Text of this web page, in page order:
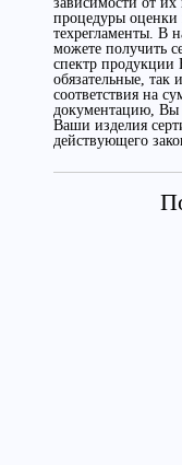
процедуры оценки
техрегламенты. В
можете получить
спектр
обязательные, так
соответствия на
документацию, Вы
Ваши изделия
действующего